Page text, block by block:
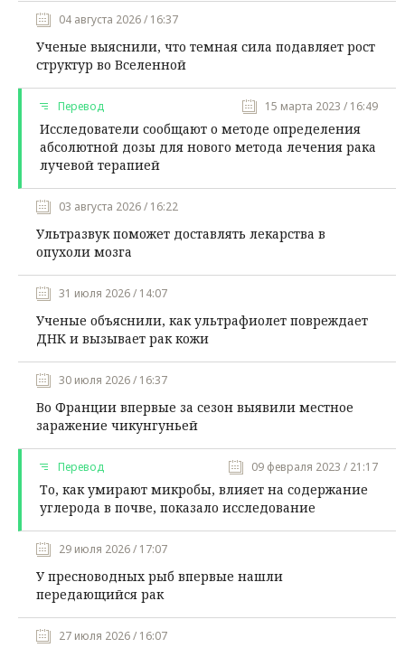
04 августа 2026 / 16:37
Ученые выяснили, что темная сила подавляет рост
структур во Вселенной
Перевод 15 марта 2023 / 16:49
Исследователи сообщают о методе определения
абсолютной дозы для нового метода лечения рака
лучевой терапией
03 августа 2026 / 16:22
Ультразвук поможет доставлять лекарства в
опухоли мозга
31 июля 2026 / 14:07
Ученые объяснили, как ультрафиолет повреждает
ДНК и вызывает рак кожи
30 июля 2026 / 16:37
Во Франции впервые за сезон выявили местное
заражение чикунгуньей
Перевод 09 февраля 2023 / 21:17
То, как умирают микробы, влияет на содержание
углерода в почве, показало исследование
29 июля 2026 / 17:07
У пресноводных рыб впервые нашли
передающийся рак
27 июля 2026 / 16:07